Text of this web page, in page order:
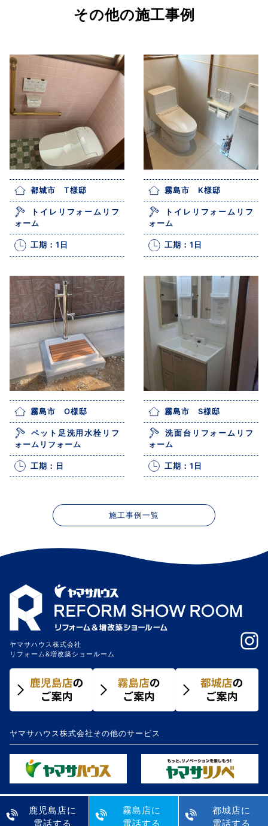
その他の施工事例
都城市 T様邸
トイレリフォームリフ
ォーム
工期：1日
霧島市 K様邸
トイレリフォームリフ
ォーム
工期：1日
霧島市 O様邸
ペット足洗用水栓リフ
ォームリフォーム
工期：日
霧島市 S様邸
洗面台リフォームリフ
ォーム
工期：1日
施工事例一覧
ヤマサハウス株式会社
リフォーム&増改築ショールーム
ヤマサハウス株式会社その他のサービス
鹿児島店に
電話する
霧島店に
電話する
都城店に
電話する